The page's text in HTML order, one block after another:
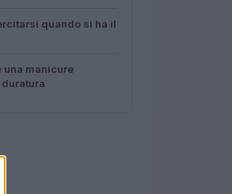
quando si ha il
una manicure